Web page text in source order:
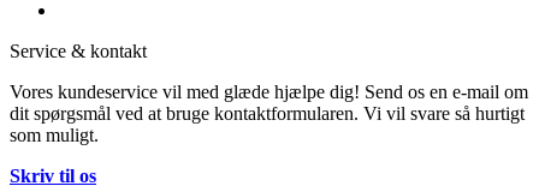
Service & kontakt
Vores kundeservice vil med glæde hjælpe dig! Send os en e-mail om
dit spørgsmål ved at bruge kontaktformularen. Vi vil svare så hurtigt
som muligt.
Skriv til os